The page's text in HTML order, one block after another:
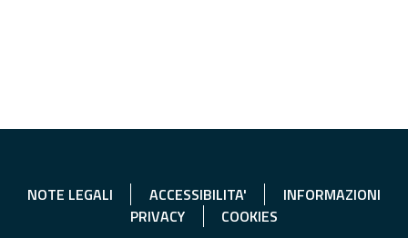
NOTE LEGALI ACCESSIBILITA'
INFORMAZIONI
PRIVACY
COOKIES